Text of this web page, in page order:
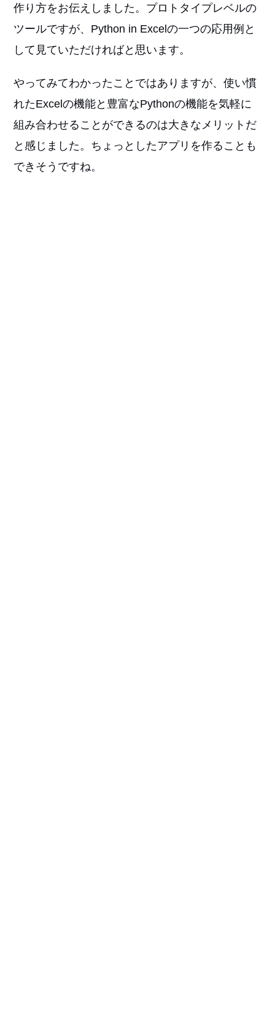
作り方をお伝えしました。プロトタイプレベルの
ツールですが、Python in Excelの一つの応用例と
して見ていただければと思います。
やってみてわかったことではありますが、使い慣
れたExcelの機能と豊富なPythonの機能を気軽に
組み合わせることができるのは大きなメリットだ
と感じました。ちょっとしたアプリを作ることも
できそうですね。